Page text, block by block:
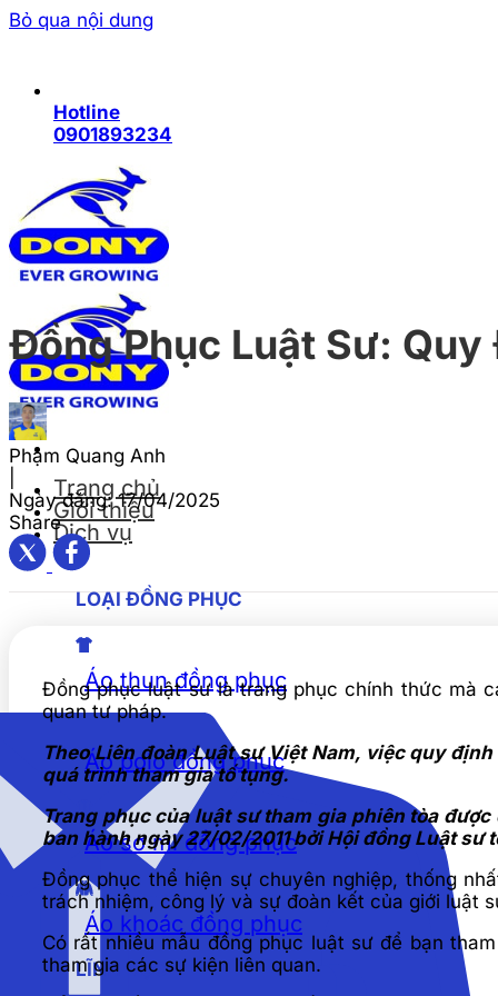
Bỏ qua nội dung
Hotline
0901893234
Trang chủ
Giới thiệu
Dịch vụ
LOẠI ĐỒNG PHỤC
Áo thun đồng phục
Áo polo đồng phục
Áo sơ mi đồng phục
Áo khoác đồng phục
LĨNH VỰC
Đồng Phục Luật Sư:
Phạm Quang Anh
Ngày đăng:17/04/2025
Share
Đồng phục luật sư là trang phục chính thức mà
quan tư pháp.
Theo Liên đoàn Luật sư Việt Nam, việc quy
quá trình tham gia tố tụng.
Trang phục của luật sư tham gia phiên tòa
ban hành ngày 27/02/2011 bởi Hội đồng Luật sư
Đồng phục thể hiện sự chuyên nghiệp, thống
trách nhiệm, công lý và sự đoàn kết của giới luật
Có rất nhiều mẫu đồng phục luật sư để bạn
tham gia các sự kiện liên quan.